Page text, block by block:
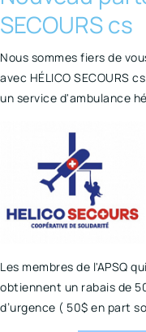
SECOURS cs
Nous sommes fiers de
avec HÉLICO SECOURS
un service d'ambulance
Les membres de l'APSQ
obtiennent un rabais de
d’urgence ( 50$ en part